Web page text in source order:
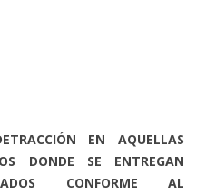
EN AQUELLAS
DONDE SE ENTREGAN
CONFORME AL